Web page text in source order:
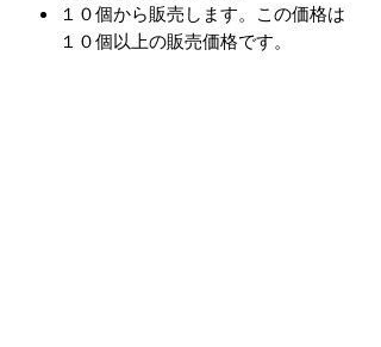
１０個から販売します。この価格は
１０個以上の販売価格です。